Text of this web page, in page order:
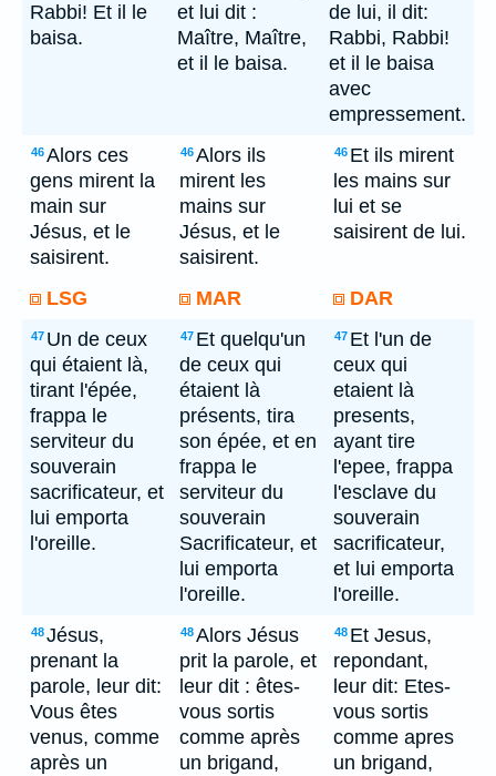
Rabbi! Et il le
baisa.
et lui dit :
Maître, Maître,
et il le baisa.
de lui, il dit:
Rabbi, Rabbi!
et il le baisa
avec
empressement.
46Alors ces
gens mirent la
main sur
Jésus, et le
saisirent.
46Alors ils
mirent les
mains sur
Jésus, et le
saisirent.
46 Et ils mirent
les mains sur
lui et se
saisirent de lui.
LSG MAR DAR
47 Un de ceux
qui étaient là,
tirant l'épée,
frappa le
serviteur du
souverain
sacrificateur, et
lui emporta
l'oreille.
47 Et quelqu'un
de ceux qui
étaient là
présents, tira
son épée, et en
frappa le
serviteur du
souverain
Sacrificateur, et
lui emporta
l'oreille.
47 Et l'un de
ceux qui
etaient là
presents,
ayant tire
l'epee, frappa
l'esclave du
souverain
sacrificateur,
et lui emporta
l'oreille.
48Jésus,
prenant la
parole, leur dit:
Vous êtes
venus, comme
après un
48Alors Jésus
prit la parole, et
leur dit : êtes-
vous sortis
comme après
un brigand,
48 Et Jesus,
repondant,
leur dit: Etes-
vous sortis
comme apres
un brigand,